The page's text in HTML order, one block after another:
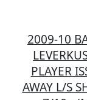
2009-10
PLAYER
AWAY L/S